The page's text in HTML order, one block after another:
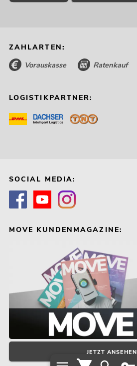
ZAHLARTEN:
Vorauskasse Ratenkauf
LOGISTIKPARTNER:
SOCIAL MEDIA:
MOVE KUNDENMAGAZINE:
JETZT ANSEHEN